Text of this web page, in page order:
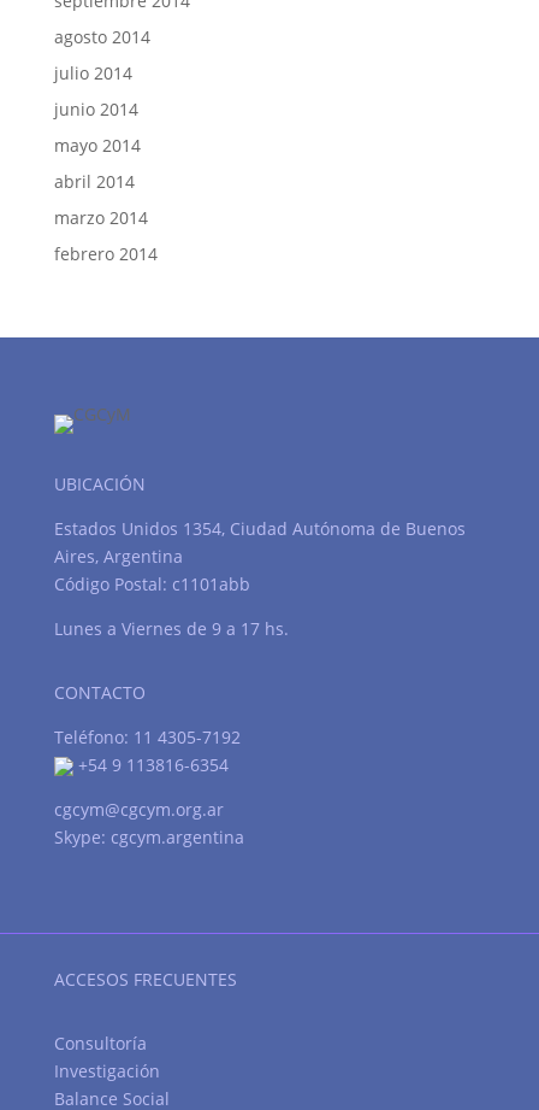
agosto 2014
julio 2014
junio 2014
mayo 2014
abril 2014
marzo 2014
febrero 2014
UBICACIÓN
Estados Unidos 1354, Ciudad Autónoma de Buenos
Aires, Argentina
Código Postal: c1101abb
Lunes a Viernes de 9 a 17 hs.
CONTACTO
Teléfono: 11 4305-7192
+54 9 113816-6354
cgcym@cgcym.org.ar
Skype: cgcym.argentina
ACCESOS FRECUENTES
Consultoría
Investigación
Balance Social